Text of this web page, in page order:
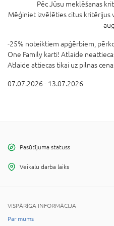
Pēc Jūsu meklēšanas
Mēģiniet izvēlēties citus kritērijus
-25% noteiktiem apģērbiem,
One Family karti! Atlaide
Atlaide attiecas tikai uz pilnas
07.07.2026 - 13.07.2026
Pasūtījuma statuss
Veikalu darba laiks
VISPĀRĪGA INFORMĀCIJA
Par mums